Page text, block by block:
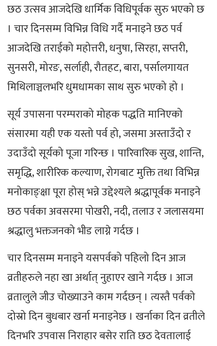
छठ उत्सव आजदेखि धार्मिक विधिपूर्वक सुरु भएको छ
। चार दिनसम्म विभिन्न विधि गर्दै मनाइने छठ पर्व
आजदेखि तराईको महोत्तरी, धनुषा, सिरहा, सप्तरी,
सुनसरी, मोरङ, सर्लाही, रौतहट, बारा, पर्सालगायत
मिथिलाञ्चलभरि धुमधामका साथ सुरु भएको हो ।
सूर्य उपासना परम्पराको मोहक पद्धति मानिएको
संसारमा यही एक यस्तो पर्व हो, जसमा अस्ताउँदो र
उदाउँदो सूर्यको पूजा गरिन्छ । पारिवारिक सुख, शान्ति,
समृद्धि, शारीरिक कल्याण, रोगबाट मुक्ति तथा विभिन्न
मनोकाङ्क्षा पूरा होस् भन्ने उद्देश्यले श्रद्धापूर्वक मनाइने
छठ पर्वका अवसरमा पोखरी, नदी, तलाउ र जलासयमा
श्रद्धालु भक्तजनको भीड लाग्ने गर्दछ ।
चार दिनसम्म मनाइने यसपर्वको पहिलो दिन आज
व्रतीहरुले नहा खा अर्थात् नुहाएर खाने गर्दछ । आज
व्रतालुले जीउ चोख्याउने काम गर्दछन् । त्यस्तै पर्वको
दोस्रो दिन बुधबार खर्ना मनाइनेछ । खर्नाका दिन व्रतीले
दिनभरि उपवास निराहार बसेर राति छठ देवतालाई